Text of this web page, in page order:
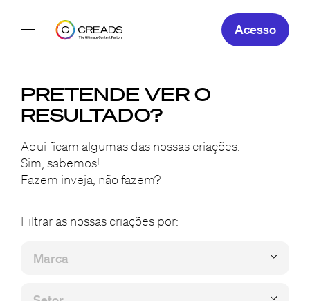
Sobre
As Nossas
PT
Acesso
PRETENDE VER O
RESULTADO?
Aqui ficam algumas das nossas criações.
Sim, sabemos!
Fazem inveja, não fazem?
Filtrar as nossas criações por: